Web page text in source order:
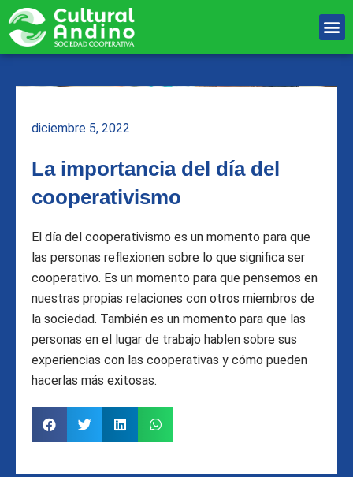
contenido
diciembre 5, 2022
La importancia del día del
cooperativismo
El día del cooperativismo es un momento para que
las personas reflexionen sobre lo que significa ser
cooperativo. Es un momento para que pensemos en
nuestras propias relaciones con otros miembros de
la sociedad. También es un momento para que las
personas en el lugar de trabajo hablen sobre sus
experiencias con las cooperativas y cómo pueden
hacerlas más exitosas.